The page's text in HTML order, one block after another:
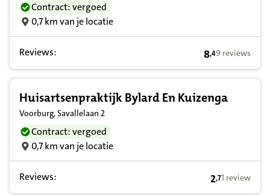
Contract: vergoed
0,7 km van je locatie
Reviews: 8,4 op basis
8,49 reviews
Huisartsenpraktijk Bylard En Kuizenga
Voorburg, Savallelaan 2
Contract: vergoed
0,7 km van je locatie
Reviews: 2,7 op basis
2,71 review